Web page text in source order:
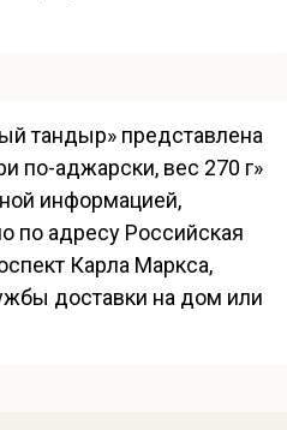
тандыр» представлена
по-аджарски, вес 270 г»
информацией,
по адресу Российская
Карла Маркса,
доставки на дом или